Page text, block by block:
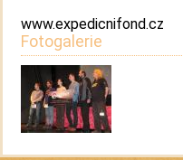
www.expedicnifond.cz
Fotogalerie